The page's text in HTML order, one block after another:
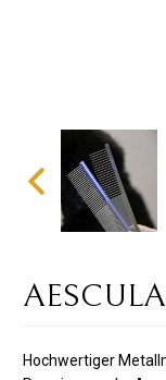
Hochwertiger